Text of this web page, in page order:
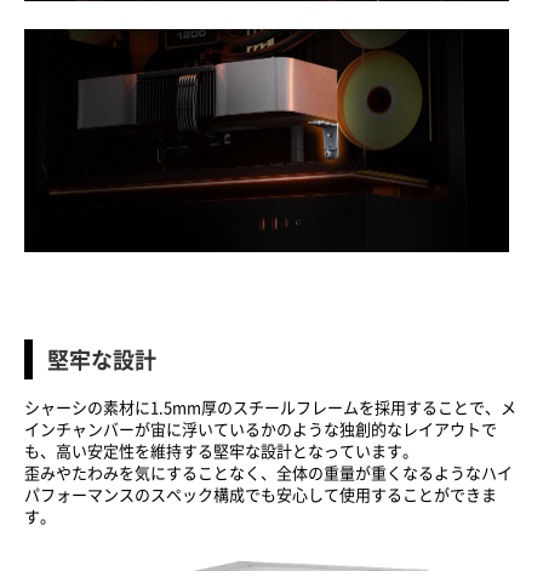
堅牢な設計
シャーシの素材に1.5mm厚のスチールフレームを採用することで、メ
インチャンバーが宙に浮いているかのような独創的なレイアウトで
も、高い安定性を維持する堅牢な設計となっています。
歪みやたわみを気にすることなく、全体の重量が重くなるようなハイ
パフォーマンスのスペック構成でも安心して使用することができま
す。